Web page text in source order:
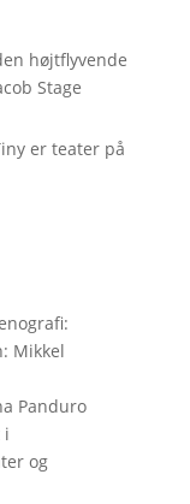
højtflyvende
Stage
er teater på
Mikkel
Panduro
i
og